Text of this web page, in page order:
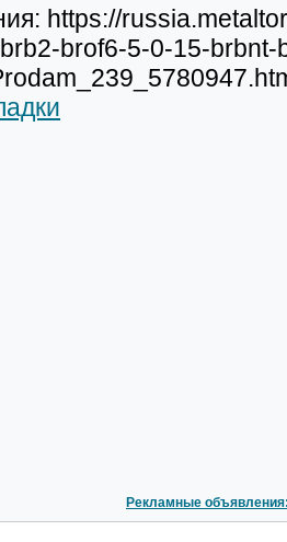
https://
brof6-5-0-15-
Рекламные